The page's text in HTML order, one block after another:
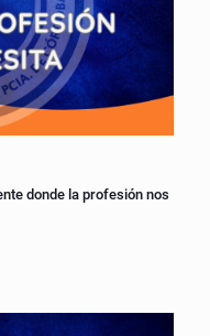
donde la profesión nos